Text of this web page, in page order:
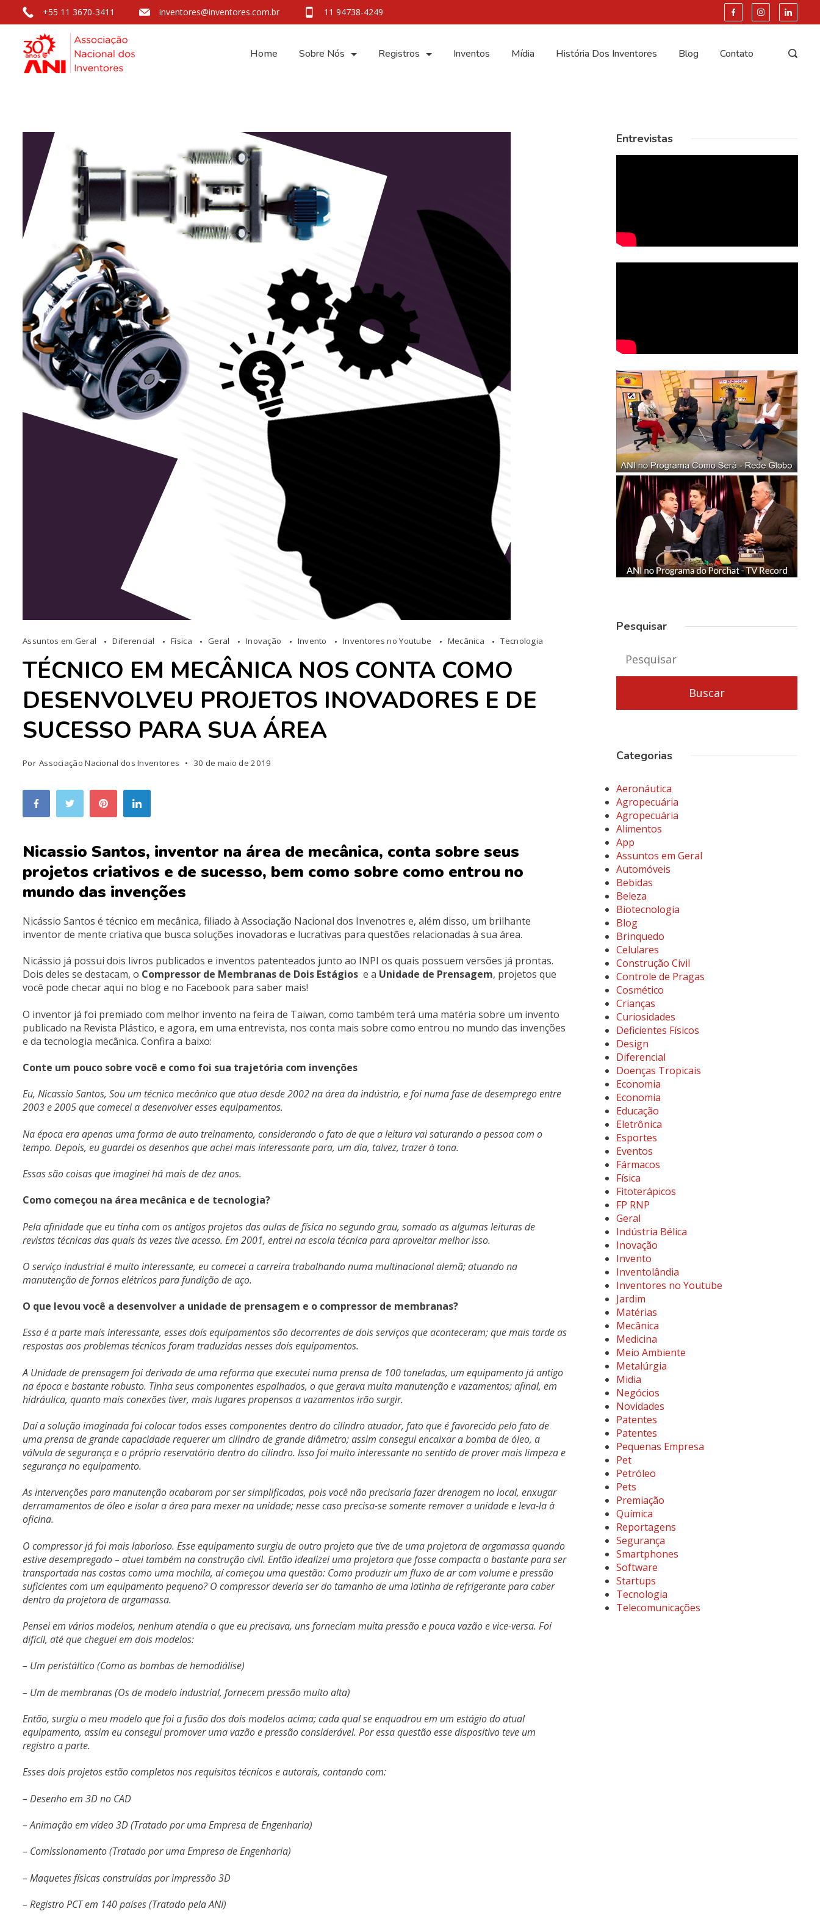
+55 11 3670-3411 inventores@inventores.com.br 11 94738-4249
Home Sobre Nós Registros Inventos Mídia História Dos Inventores Blog Contato
Assuntos em Geral Diferencial Física Geral Inovação Invento Inventores no Youtube Mecânica Tecnologia
TÉCNICO EM MECÂNICA NOS CONTA COMO
DESENVOLVEU PROJETOS INOVADORES E DE
SUCESSO PARA SUA ÁREA
Por Associação Nacional dos Inventores 30 de maio de 2019
Nicassio Santos, inventor na área de mecânica, conta sobre seus
projetos criativos e de sucesso, bem como sobre como entrou no
mundo das invenções
Nicássio Santos é técnico em mecânica, filiado à Associação Nacional dos Invenotres e, além disso, um brilhante
inventor de mente criativa que busca soluções inovadoras e lucrativas para questões relacionadas à sua área.
Nicássio já possui dois livros publicados e inventos patenteados junto ao INPI os quais possuem versões já prontas.
Dois deles se destacam, o Compressor de Membranas de Dois Estágios e a Unidade de Prensagem, projetos que
você pode checar aqui no blog e no Facebook para saber mais!
O inventor já foi premiado com melhor invento na feira de Taiwan, como também terá uma matéria sobre um invento
publicado na Revista Plástico, e agora, em uma entrevista, nos conta mais sobre como entrou no mundo das invenções
e da tecnologia mecânica. Confira a baixo:
Conte um pouco sobre você e como foi sua trajetória com invenções
Eu, Nicassio Santos, Sou um técnico mecânico que atua desde 2002 na área da indústria, e foi numa fase de desemprego entre
2003 e 2005 que comecei a desenvolver esses equipamentos.
Na época era apenas uma forma de auto treinamento, considerando o fato de que a leitura vai saturando a pessoa com o
tempo. Depois, eu guardei os desenhos que achei mais interessante para, um dia, talvez, trazer à tona.
Essas são coisas que imaginei há mais de dez anos.
Como começou na área mecânica e de tecnologia?
Pela afinidade que eu tinha com os antigos projetos das aulas de física no segundo grau, somado as algumas leituras de
revistas técnicas das quais às vezes tive acesso. Em 2001, entrei na escola técnica para aproveitar melhor isso.
O serviço industrial é muito interessante, eu comecei a carreira trabalhando numa multinacional alemã; atuando na
manutenção de fornos elétricos para fundição de aço.
O que levou você a desenvolver a unidade de prensagem e o compressor de membranas?
Essa é a parte mais interessante, esses dois equipamentos são decorrentes de dois serviços que aconteceram; que mais tarde as
respostas aos problemas técnicos foram traduzidas nesses dois equipamentos.
A Unidade de prensagem foi derivada de uma reforma que executei numa prensa de 100 toneladas, um equipamento já antigo
na época e bastante robusto. Tinha seus componentes espalhados, o que gerava muita manutenção e vazamentos; afinal, em
hidráulica, quanto mais conexões tiver, mais lugares propensos a vazamentos irão surgir.
Daí a solução imaginada foi colocar todos esses componentes dentro do cilindro atuador, fato que é favorecido pelo fato de
uma prensa de grande capacidade requerer um cilindro de grande diâmetro; assim consegui encaixar a bomba de óleo, a
válvula de segurança e o próprio reservatório dentro do cilindro. Isso foi muito interessante no sentido de prover mais limpeza e
segurança no equipamento.
As intervenções para manutenção acabaram por ser simplificadas, pois você não precisaria fazer drenagem no local, enxugar
derramamentos de óleo e isolar a área para mexer na unidade; nesse caso precisa-se somente remover a unidade e leva-la à
oficina.
O compressor já foi mais laborioso. Esse equipamento surgiu de outro projeto que tive de uma projetora de argamassa quando
estive desempregado – atuei também na construção civil. Então idealizei uma projetora que fosse compacta o bastante para ser
transportada nas costas como uma mochila, aí começou uma questão: Como produzir um fluxo de ar com volume e pressão
suficientes com um equipamento pequeno? O compressor deveria ser do tamanho de uma latinha de refrigerante para caber
dentro da projetora de argamassa.
Pensei em vários modelos, nenhum atendia o que eu precisava, uns forneciam muita pressão e pouca vazão e vice-versa. Foi
difícil, até que cheguei em dois modelos:
– Um peristáltico (Como as bombas de hemodiálise)
– Um de membranas (Os de modelo industrial, fornecem pressão muito alta)
Então, surgiu o meu modelo que foi a fusão dos dois modelos acima; cada qual se enquadrou em um estágio do atual
equipamento, assim eu consegui promover uma vazão e pressão considerável. Por essa questão esse dispositivo teve um
registro a parte.
Esses dois projetos estão completos nos requisitos técnicos e autorais, contando com:
– Desenho em 3D no CAD
– Animação em vídeo 3D (Tratado por uma Empresa de Engenharia)
– Comissionamento (Tratado por uma Empresa de Engenharia)
– Maquetes físicas construídas por impressão 3D
– Registro PCT em 140 países (Tratado pela ANI)
Entrevistas
Pesquisar
Categorias
Aeronáutica
Agropecuária
Agropecuária
Alimentos
App
Assuntos em Geral
Automóveis
Bebidas
Beleza
Biotecnologia
Blog
Brinquedo
Celulares
Construção Civil
Controle de Pragas
Cosmético
Crianças
Curiosidades
Deficientes Físicos
Design
Diferencial
Doenças Tropicais
Economia
Economia
Educação
Eletrônica
Esportes
Eventos
Fármacos
Física
Fitoterápicos
FP RNP
Geral
Indústria Bélica
Inovação
Invento
Inventolândia
Inventores no Youtube
Jardim
Matérias
Mecânica
Medicina
Meio Ambiente
Metalúrgia
Midia
Negócios
Novidades
Patentes
Patentes
Pequenas Empresa
Pet
Petróleo
Pets
Premiação
Química
Reportagens
Segurança
Smartphones
Software
Startups
Tecnologia
Telecomunicações